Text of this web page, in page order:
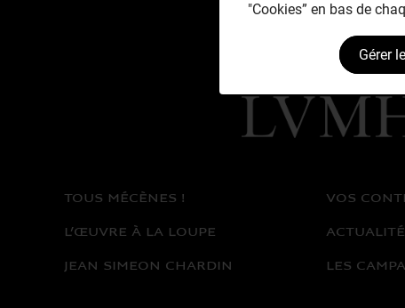
Avec le mécénat
TOUS MÉCÈNES !
L’ŒUVRE À LA LOUPE
JEAN SIMEON CHARDIN
VOS
LES
"Cookies” en bas de
Gérer